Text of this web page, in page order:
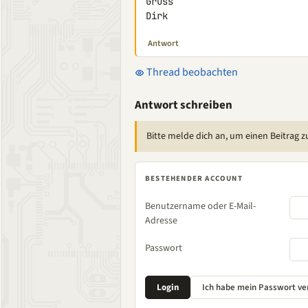
Dirk
Antwort
Thread beobachten
Antwort schreiben
Bitte melde dich an, um einen Beitrag
BESTEHENDER ACCOUNT
Benutzername oder E-Mail-
Adresse
Passwort